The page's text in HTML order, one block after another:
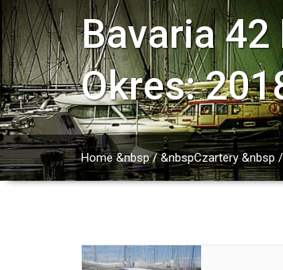
Bavaria 42
Okres:
Home&nbsp / &nbspCzartery&nbsp